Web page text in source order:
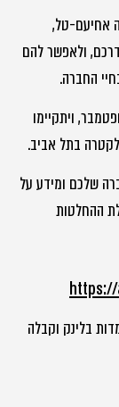
אחיעם-טל,
ולאפשר להם
החברה.
10 מפגשים שבועיים שיתחילו ב-11 בספטמבר, ויתקיימו
בתל אביב.
שלכם ומידע על
ההחלטות
בלינק וקבלה